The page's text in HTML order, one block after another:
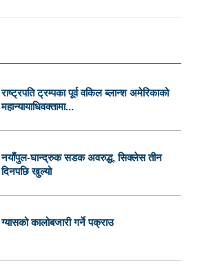
राष्ट्रपति ट्रम्पका पूर्व वकिल ब्लान्श अमेरिकाको
महान्यायाधिवक्तामा...
नयाँपुल-घान्द्रुक सडक अवरुद्ध, सिक्लेस तीन
दिनपछि खुल्यो
ग्यासको कालोबजारी गर्ने पक्राउ